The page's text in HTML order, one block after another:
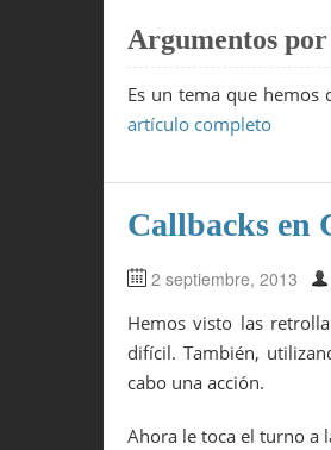
Argumentos
Es un tema que
artículo completo
Callbacks en
2 septiembre, 2013
Hemos visto las
difícil. También,
cabo una acción.
Ahora le toca el turno a